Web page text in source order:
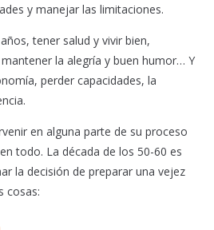
y manejar las limitaciones.
tener salud y vivir bien,
la alegría y buen humor… Y
perder capacidades, la
en alguna parte de su proceso
todo. La década de los 50-60 es
la decisión de preparar una vejez
cosas: